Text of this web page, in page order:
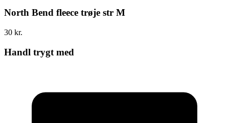
North Bend fleece trøje str M
30 kr.
Handl trygt med